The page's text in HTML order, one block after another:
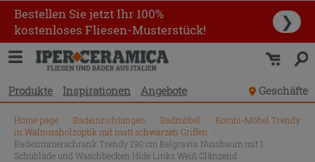
Bestellen Sie jetzt Ihr 100%
kostenloses Fliesen-Musterstück!
❯
Produkte Inspirationen Angebote Geschäfte
Home page Badeinrichtungen Badmöbel
Kombi-Möbel Trendy
in Walnussholzoptik mit matt schwarzen Griffen
Badezimmerschrank Trendy 190 cm Belgravia Nussbaum mit 1
Schublade und Waschbecken Hide Links Weiß Glänzend